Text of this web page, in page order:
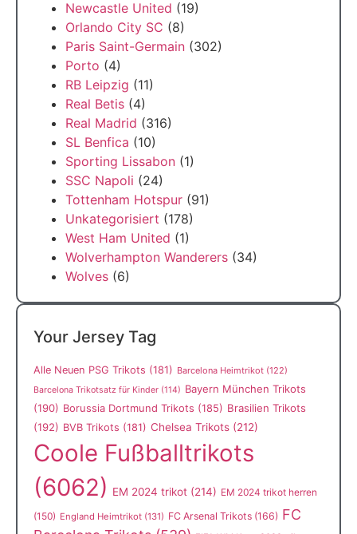
Newcastle United (19)
Orlando City SC (8)
Paris Saint-Germain (302)
Porto (4)
RB Leipzig (11)
Real Betis (4)
Real Madrid (316)
SL Benfica (10)
Sporting Lissabon (1)
SSC Napoli (24)
Tottenham Hotspur (91)
Unkategorisiert (178)
West Ham United (1)
Wolverhampton Wanderers (34)
Wolves (6)
Your Jersey Tag
Alle Neuen PSG Trikots (181) Barcelona Heimtrikot (122)
Barcelona Trikotsatz für Kinder (114) Bayern München Trikots
(190) Borussia Dortmund Trikots (185) Brasilien Trikots
(192) BVB Trikots (181) Chelsea Trikots (212)
Coole Fußballtrikots
(6062) EM 2024 trikot (214) EM 2024 trikot herren
(150) England Heimtrikot (131) FC Arsenal Trikots (166) FC